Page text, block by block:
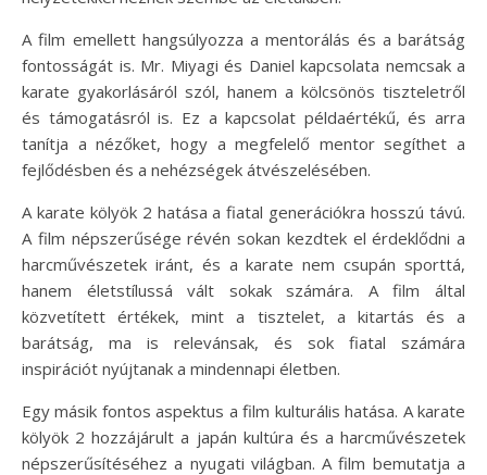
A film emellett hangsúlyozza a mentorálás és a barátság
fontosságát is. Mr. Miyagi és Daniel kapcsolata nemcsak a
karate gyakorlásáról szól, hanem a kölcsönös tiszteletről
és támogatásról is. Ez a kapcsolat példaértékű, és arra
tanítja a nézőket, hogy a megfelelő mentor segíthet a
fejlődésben és a nehézségek átvészelésében.
A karate kölyök 2 hatása a fiatal generációkra hosszú távú.
A film népszerűsége révén sokan kezdtek el érdeklődni a
harcművészetek iránt, és a karate nem csupán sporttá,
hanem életstílussá vált sokak számára. A film által
közvetített értékek, mint a tisztelet, a kitartás és a
barátság, ma is relevánsak, és sok fiatal számára
inspirációt nyújtanak a mindennapi életben.
Egy másik fontos aspektus a film kulturális hatása. A karate
kölyök 2 hozzájárult a japán kultúra és a harcművészetek
népszerűsítéséhez a nyugati világban. A film bemutatja a